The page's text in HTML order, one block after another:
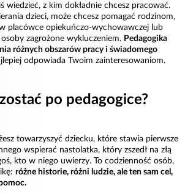
wiedzieć, z kim dokładnie chcesz pracować.
dzieci, może chcesz pomagać rodzinom,
placówce opiekuńczo-wychowawczej lub
zagrożone wykluczeniem. Pedagogika
różnych obszarów pracy i świadomego
odpowiada Twoim zainteresowaniom.
po pedagogice?
towarzyszyć dziecku, które stawia pierwsze
wspierać nastolatka, który zszedł na złą
kto w niego uwierzy. To codzienność osób,
różne historie, różni ludzie, ale ten sam cel,